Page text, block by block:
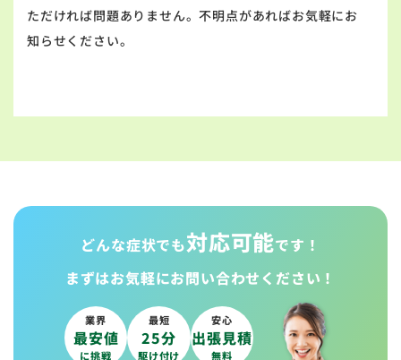
ただければ問題ありません。不明点があればお気軽にお
知らせください。
どんな症状でも対応可能です！
まずはお気軽にお問い合わせください！
業界
最安値
に挑戦
最短
25分
駆け付け
安心
出張見積
無料